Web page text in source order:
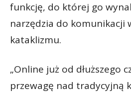
funkcję, do której go
narzędzia do komunikacji
kataklizmu.
„Online już od dłuższego
przewagę nad tradycyjną